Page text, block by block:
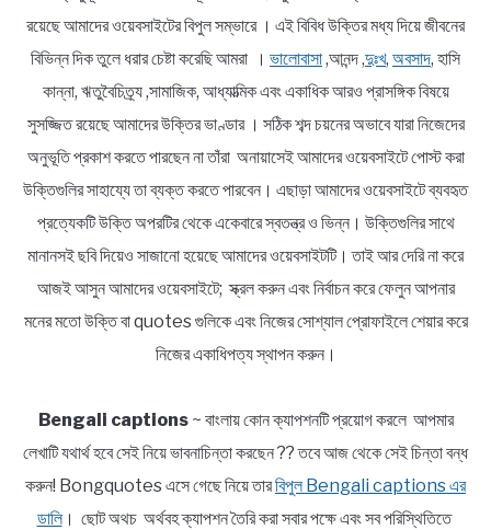
রয়েছে আমাদের ওয়েবসাইটের বিপুল সম্ভারে । এই বিবিধ উক্তির মধ্য দিয়ে জীবনের
বিভিন্ন দিক তুলে ধরার চেষ্টা করেছি আমরা । ভালোবাসা,আনন্দ ,দুঃখ, অবসাদ, হাসি
কান্না, ঋতুবৈচিত্র্য ,সামাজিক, আধ্যাত্মিক এবং একাধিক আরও প্রাসঙ্গিক বিষয়ে
সুসজ্জিত রয়েছে আমাদের উক্তির ভাণ্ডার । সঠিক শব্দ চয়নের অভাবে যারা নিজেদের
অনুভূতি প্রকাশ করতে পারছেন না তাঁরা অনায়াসেই আমাদের ওয়েবসাইটে পোস্ট করা
উক্তিগুলির সাহায্যে তা ব্যক্ত করতে পারবেন। এছাড়া আমাদের ওয়েবসাইটে ব্যবহৃত
প্রত্যেকটি উক্তি অপরটির থেকে একেবারে স্বতন্ত্র ও ভিন্ন। উক্তিগুলির সাথে
মানানসই ছবি দিয়েও সাজানো হয়েছে আমাদের ওয়েবসাইটটি। তাই আর দেরি না করে
আজই আসুন আমাদের ওয়েবসাইটে; স্ক্রল করুন এবং নির্বাচন করে ফেলুন আপনার
মনের মতো উক্তি বা quotes গুলিকে এবং নিজের সোশ্যাল প্রোফাইলে শেয়ার করে
নিজের একাধিপত্য স্থাপন করুন।
Bengali captions~ বাংলায় কোন ক্যাপশনটি প্রয়োগ করলে আপমার
লেখাটি যথার্থ হবে সেই নিয়ে ভাবনাচিন্তা করছেন ?? তবে আজ থেকে সেই চিন্তা বন্ধ
করুন! Bongquotes এসে গেছে নিয়ে তারবিপুল Bengali captions এর
ডালি। ছোট অথচ অর্থবহ ক্যাপশন তৈরি করা সবার পক্ষে এবং সব পরিস্থিতিতে